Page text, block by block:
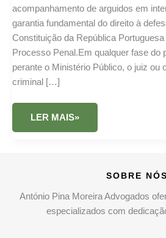
acompanhamento de arguidos em
garantia fundamental do direito à
Constituição da República
Processo Penal.Em qualquer fase
perante o Ministério Público, o juiz ou
criminal […]
ACOMPANHAMENTO
ARGUIDOS
LER MAIS»
SOBRE NÓS
António Pina Moreira Advogados
especializados com